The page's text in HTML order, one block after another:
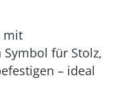
mit
für Stolz,
– ideal